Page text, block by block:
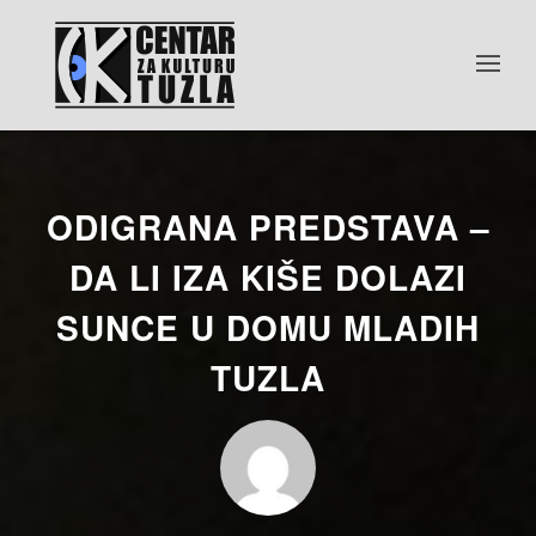
ODIGRANA PREDSTAVA –
DA LI IZA KIŠE DOLAZI
SUNCE U DOMU MLADIH
TUZLA